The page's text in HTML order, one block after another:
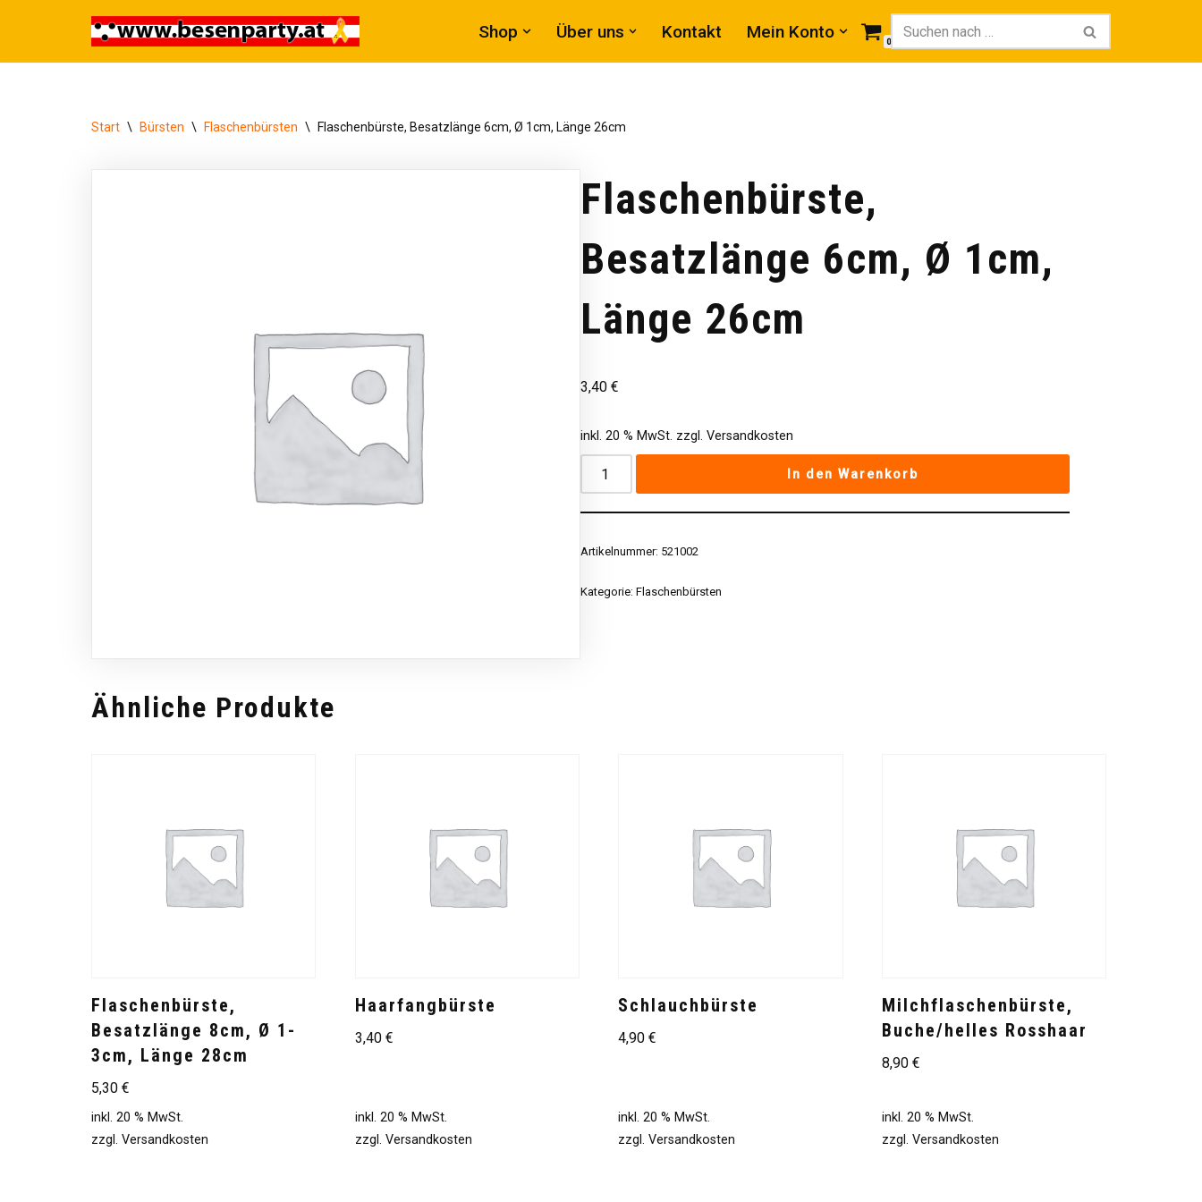
Shop Über uns Kontakt Mein Konto 0
Start \ Bürsten \ Flaschenbürsten \ Flaschenbürste, Besatzlänge 6cm, Ø 1cm, Länge 26cm
Flaschenbürste,
Besatzlänge 6cm, Ø 1cm,
Länge 26cm
3,40€
inkl. 20 % MwSt. zzgl.Versandkosten
In den Warenkorb
Artikelnummer: 521002
Kategorie:Flaschenbürsten
Ähnliche Produkte
Flaschenbürste,
Besatzlänge 8cm, Ø 1-
3cm, Länge 28cm
5,30 €
inkl. 20 % MwSt.
zzgl. Versandkosten
Haarfangbürste
3,40 €
inkl. 20 % MwSt.
zzgl. Versandkosten
Schlauchbürste
4,90€
inkl. 20 % MwSt.
zzgl.Versandkosten
Milchflaschenbürste,
Buche/helles Rosshaar
8,90€
inkl. 20 % MwSt.
zzgl.Versandkosten